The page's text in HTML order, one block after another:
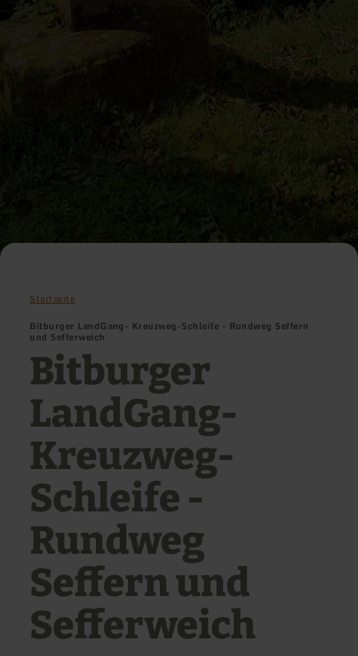
Startseite
Bitburger LandGang- Kreuzweg-Schleife - Rundweg Seffern
und Sefferweich
Bitburger
LandGang-
Kreuzweg-
Schleife -
Rundweg
Seffern und
Sefferweich